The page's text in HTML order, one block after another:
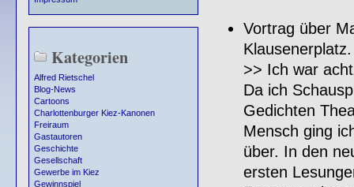
Kategorien
Alfred Rietschel
Blog-News
Cartoons
Charlottenburger Kiez-Kanonen
Freiraum
Gastautoren
Geschichte
Gesellschaft
Gewerbe im Kiez
Gewinnspiel
Vortrag über
Klausenerplatz.
>> Ich war
Da ich
Gedichten
Mensch ging
über. In den
ersten